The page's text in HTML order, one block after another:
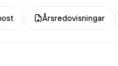
Årsredovisningar